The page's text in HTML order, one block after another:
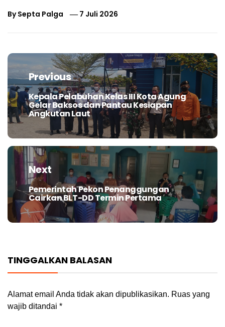
BySepta Palga 7 Juli 2026
Navigasi
posPrevious
Previous
post:
Kepala Pelabuhan Kelas III Kota Agung
Gelar Baksos dan Pantau Kesiapan
Angkutan Laut
Next
Next
post:
Pemerintah Pekon Penanggungan
Cairkan BLT-DD Termin Pertama
TINGGALKAN BALASAN
Alamat email Anda tidak akan dipublikasikan. Ruas yang
wajib ditandai *